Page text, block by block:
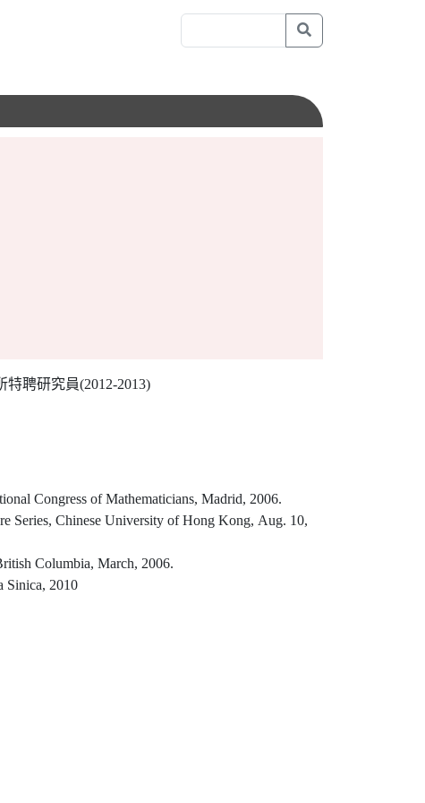
聘研究員(2012-2013)
Congress of Mathematicians, Madrid, 2006.
Series, Chinese University of Hong Kong, Aug. 10,
Columbia, March, 2006.
Sinica, 2010